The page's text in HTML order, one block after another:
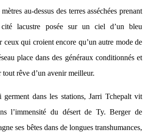
au-dessus des terres asséchées prenant
cité lacustre posée sur un ciel d’un bleu
ceux qui croient encore qu’un autre mode de
place dans des généraux conditionnés et
tout rêve d’un avenir meilleur.
dans les stations, Jarri Tchepalt vit
l’immensité du désert de Ty. Berger de
ses bêtes dans de longues transhumances,